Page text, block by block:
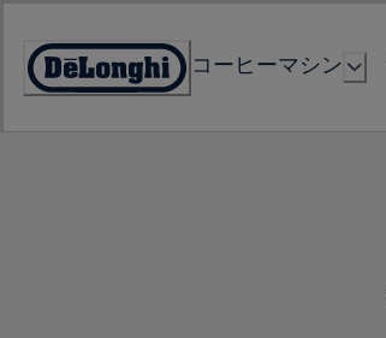
Content
Accessibility
コーヒーマシン